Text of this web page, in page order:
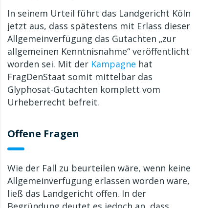
In seinem Urteil führt das Landgericht Köln
jetzt aus, dass spätestens mit Erlass dieser
Allgemeinverfügung das Gutachten „zur
allgemeinen Kenntnisnahme“ veröffentlicht
worden sei. Mit der Kampagne hat
FragDenStaat somit mittelbar das
Glyphosat-Gutachten komplett vom
Urheberrecht befreit.
Offene Fragen
Wie der Fall zu beurteilen wäre, wenn keine
Allgemeinverfügung erlassen worden wäre,
ließ das Landgericht offen. In der